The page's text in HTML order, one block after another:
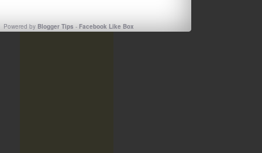
Powered by Blogger Tips - Facebook Like Box